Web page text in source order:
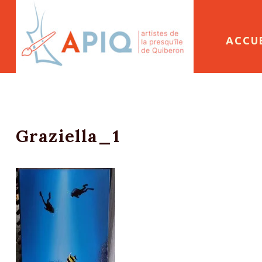
Graziella_1